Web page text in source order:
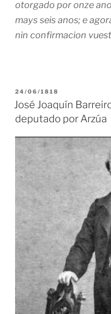
otorgado por onze
mays seis anos; e
nin confirmacion
PUBLICADO
EN
24/06/1818
José Joaquín
deputado por Arzúa